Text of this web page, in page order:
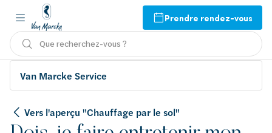
Prendre rendez-vous
Que recherchez-vous ?
Van Marcke Service
Vers l'aperçu "Chauffage par le sol"